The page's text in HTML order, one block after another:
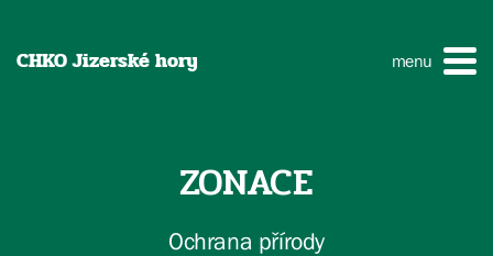
CHKO Jizerské hory menu
ZONACE
Ochrana přírody